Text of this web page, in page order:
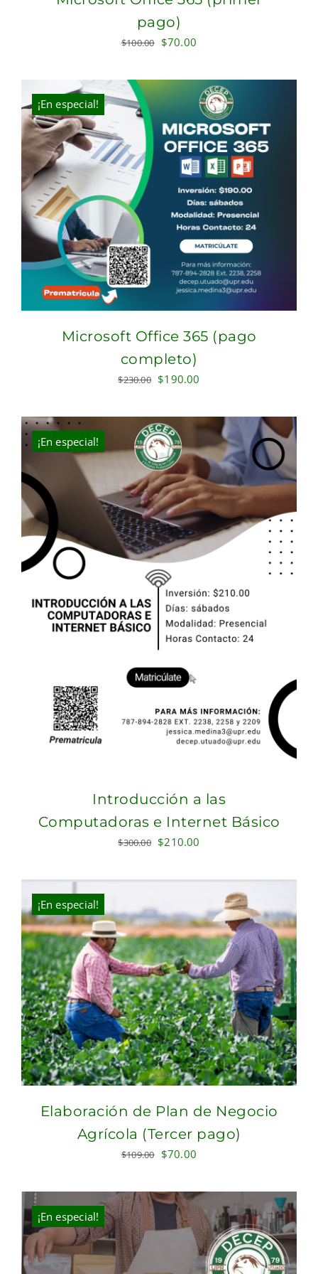
pago)
$100.00 Original
was:
$100.00.
$70.00
is:
$70.00.
¡En especial!
Microsoft Office 365 (pago
completo)
$230.00 Original
was:
$230.00.
$190.00
is:
$190.00.
¡En especial!
Introducción a las
Computadoras e Internet Básico
$300.00 Original
was:
$210.00
is:
$210.00.
¡En especial!
Elaboración de Plan de Negocio
Agrícola (Tercer pago)
$109.00 Original
was:
$109.00.
$70.00
is:
$70.00.
¡En especial!